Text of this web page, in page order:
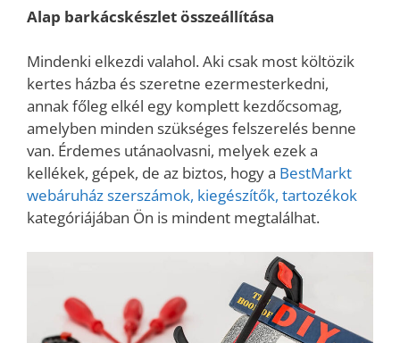
Alap barkácskészlet összeállítása
Mindenki elkezdi valahol. Aki csak most költözik
kertes házba és szeretne ezermesterkedni,
annak főleg elkél egy komplett kezdőcsomag,
amelyben minden szükséges felszerelés benne
van. Érdemes utánaolvasni, melyek ezek a
kellékek, gépek, de az biztos, hogy a BestMarkt
webáruház szerszámok, kiegészítők, tartozékok
kategóriájában Ön is mindent megtalálhat.